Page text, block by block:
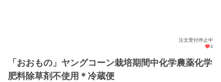
注文受付停止中
4
「おおもの」ヤングコーン栽培期間中化学農薬化学
肥料除草剤不使用＊冷蔵便